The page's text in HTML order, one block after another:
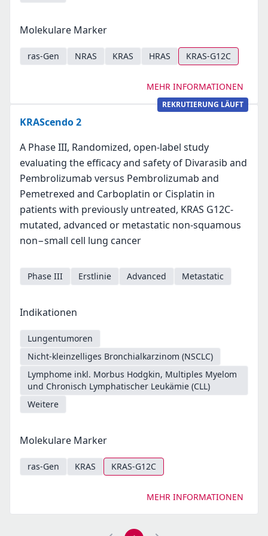
Molekulare Marker
ras-Gen NRAS KRAS HRAS KRAS-G12C
MEHR INFORMATIONEN
REKRUTIERUNG LÄUFT
KRAScendo 2
A Phase III, Randomized, open-label study
evaluating the efficacy and safety of Divarasib and
Pembrolizumab versus Pembrolizumab and
Pemetrexed and Carboplatin or Cisplatin in
patients with previously untreated, KRAS G12C-
mutated, advanced or metastatic non-squamous
non−small cell lung cancer
Phase III Erstlinie Advanced Metastatic
Indikationen
Lungentumoren
Nicht-kleinzelliges Bronchialkarzinom (NSCLC)
Lymphome inkl. Morbus Hodgkin, Multiples Myelom
und Chronisch Lymphatischer Leukämie (CLL)
Weitere
Molekulare Marker
ras-Gen KRAS KRAS-G12C
MEHR INFORMATIONEN